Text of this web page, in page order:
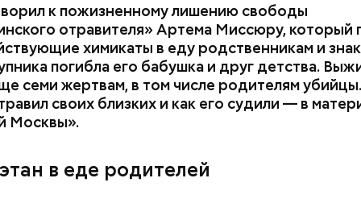
к пожизненному лишению свободы
отравителя» Артема Миссюру, который
химикаты в еду родственникам и
погибла его бабушка и друг детства.
семи жертвам, в том числе родителям
своих близких и как его судили — в
Москвы».
в еде родителей
факту СК возбудилуголовное делопо двум
и «Незаконный оборот оружия». Расследование
делавзял на контроль